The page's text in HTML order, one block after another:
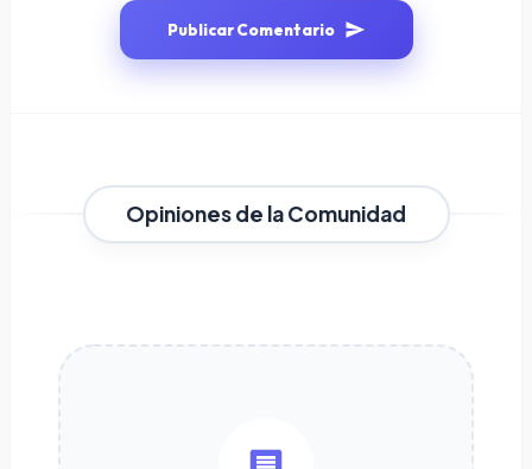
Publicar Comentario
Opiniones de la Comunidad